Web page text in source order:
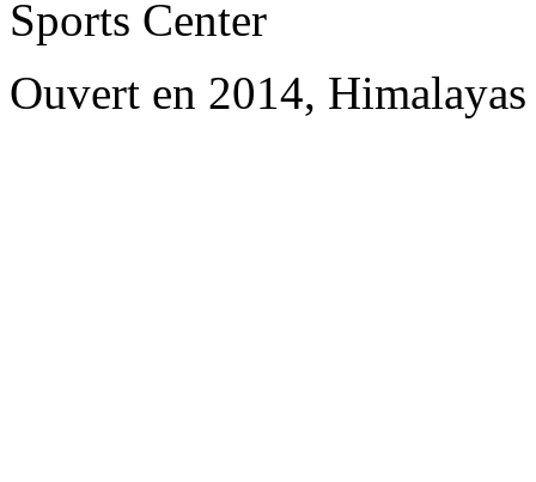
Sports Center
Ouvert en 2014,